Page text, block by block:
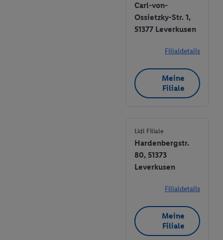
Carl-von-
Ossietzky-Str. 1,
51377 Leverkusen
Filialdetails
Meine
Filiale
Lidl Filiale
Hardenbergstr.
80, 51373
Leverkusen
Filialdetails
Meine
Filiale